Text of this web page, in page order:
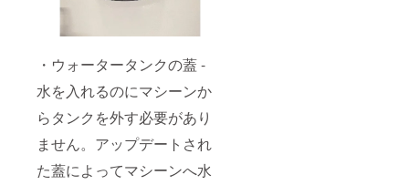
・ウォータータンクの蓋 -
水を入れるのにマシーンか
らタンクを外す必要があり
ません。アップデートされ
た蓋によってマシーンへ水